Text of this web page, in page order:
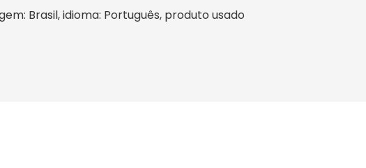
Brasil, idioma: Português, produto usado